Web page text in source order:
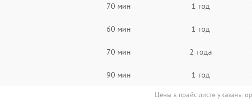
70 мин 1 год
60 мин 1 год
70 мин 2 года
90 мин 1 год
Цены в прайс-листе указаны